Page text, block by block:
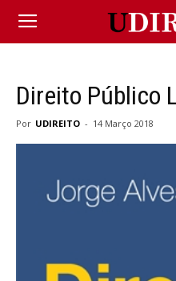
Direito Público
Por UDIREITO - 14 Março 2018